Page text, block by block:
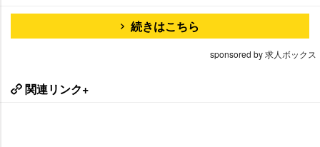
続きはこちら
sponsored by 求人ボックス
関連リンク+